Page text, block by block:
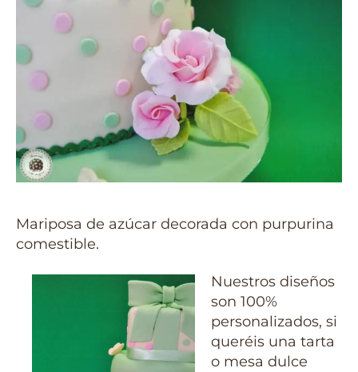
Mariposa de azúcar decorada con purpurina
comestible.
Nuestros diseños
son 100%
personalizados, si
queréis una tarta
o mesa dulce